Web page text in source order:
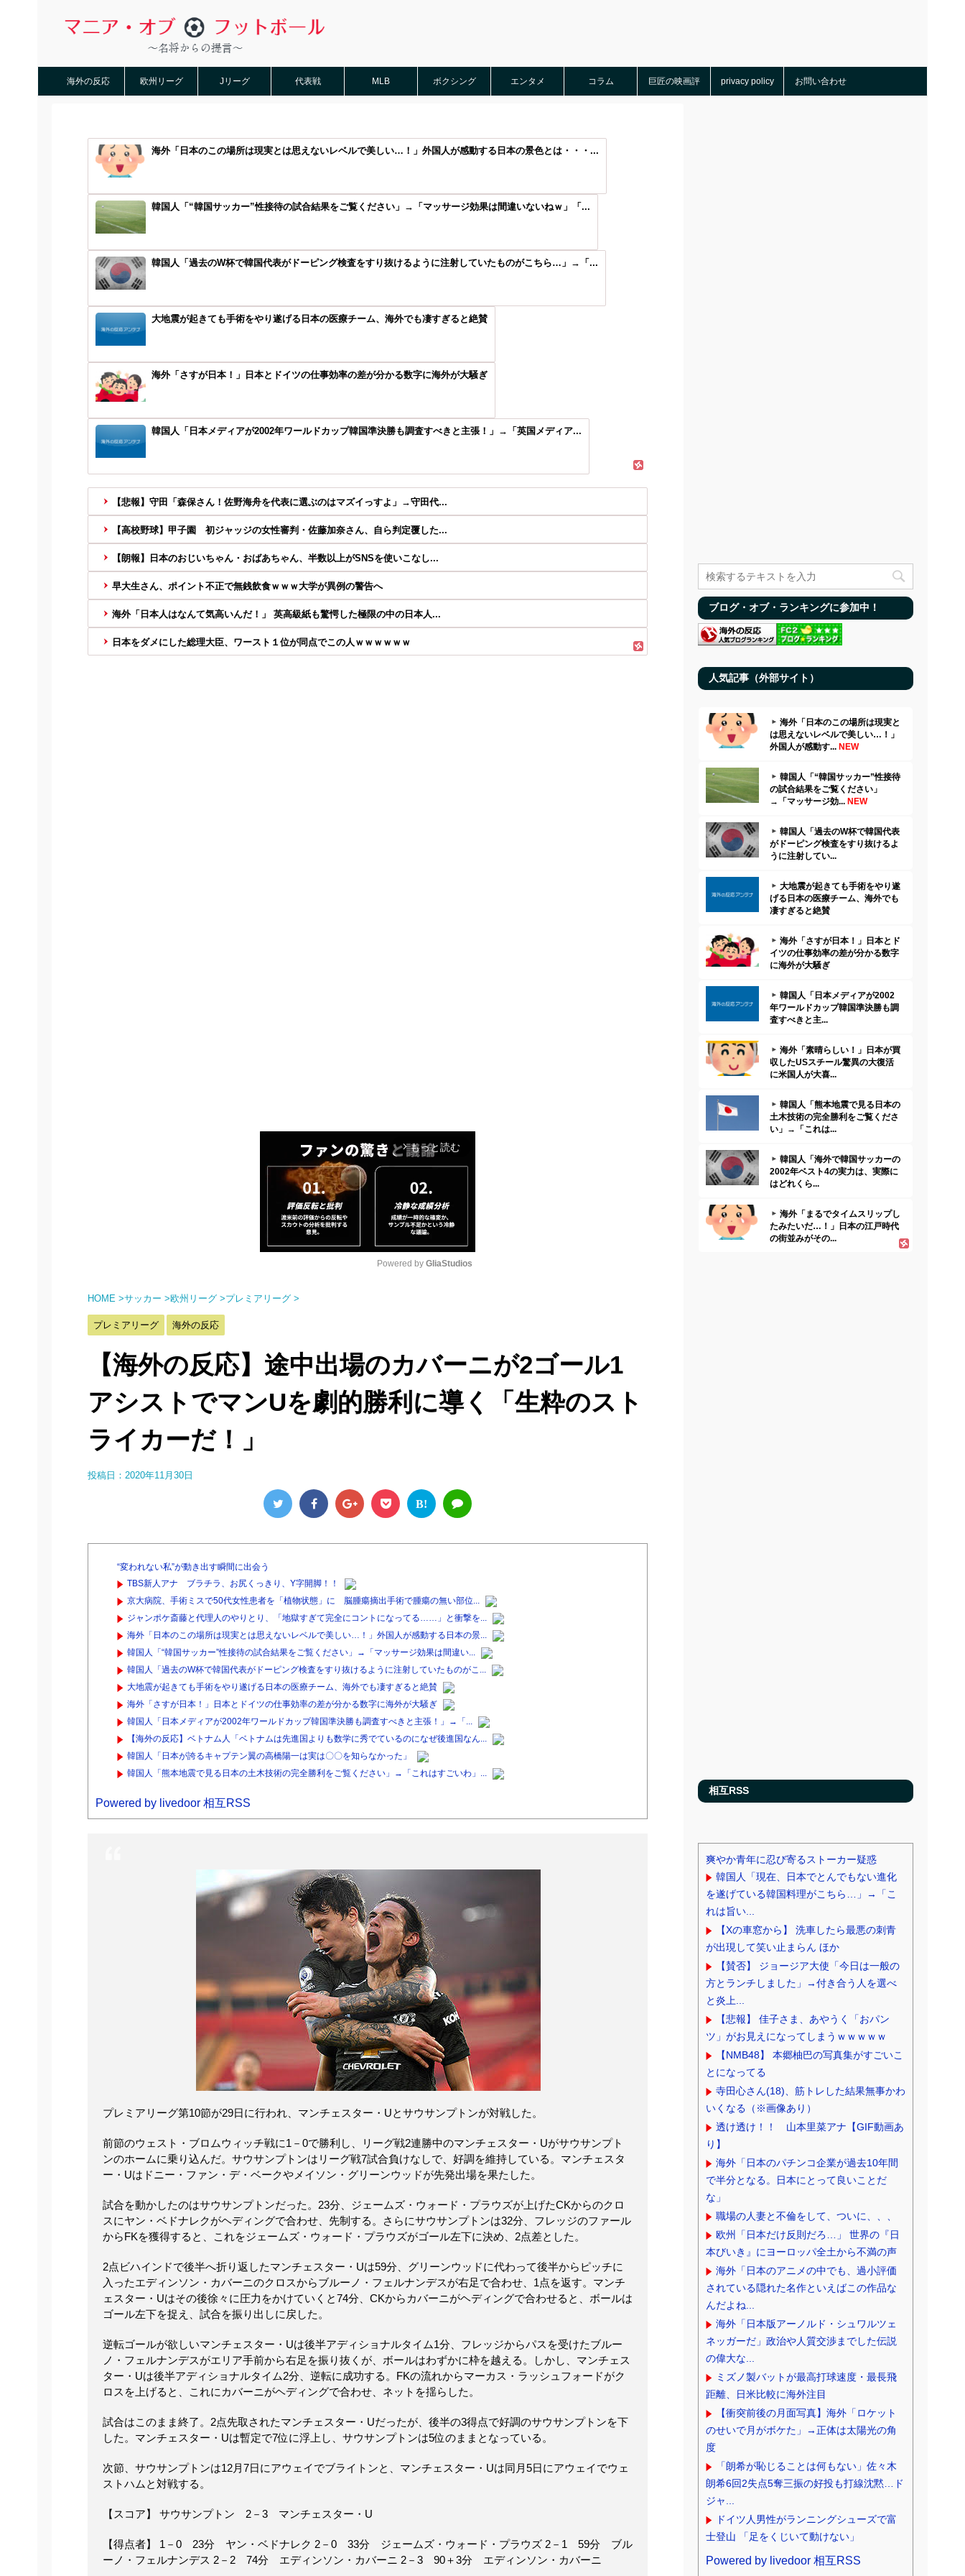
海外の反応 欧州リーグ Jリーグ 代表戦 MLB ボクシング エンタメ コラム 巨匠の映画評 privacy policy お問い合わせ
海外「日本のこの場所は現実とは思えないレベルで美しい…！」外国人が感動する日本の景色とは・・・...
韓国人「“韓国サッカー”性接待の試合結果をご覧ください」→「マッサージ効果は間違いないねｗ」「...
韓国人「過去のW杯で韓国代表がドーピング検査をすり抜けるように注射していたものがこちら…」→「...
大地震が起きても手術をやり遂げる日本の医療チーム、海外でも凄すぎると絶賛
海外「さすが日本！」日本とドイツの仕事効率の差が分かる数字に海外が大騒ぎ
韓国人「日本メディアが2002年ワールドカップ韓国準決勝も調査すべきと主張！」→「英国メディア...
【悲報】守田「森保さん！佐野海舟を代表に選ぶのはマズイっすよ」→守田代...
【高校野球】甲子園 初ジャッジの女性審判・佐藤加奈さん、自ら判定覆した...
【朗報】日本のおじいちゃん・おばあちゃん、半数以上がSNSを使いこなし...
早大生さん、ポイント不正で無銭飲食ｗｗｗ大学が異例の警告へ
海外「日本人はなんて気高いんだ！」 英高級紙も驚愕した極限の中の日本人...
日本をダメにした総理大臣、ワースト１位が同点でこの人ｗｗｗｗｗｗ
arrow_forward_ios もっと読む
e
Powered by GliaStudios
HOME >サッカー >欧州リーグ >プレミアリーグ >
プレミアリーグ 海外の反応
【海外の反応】途中出場のカバーニが2ゴール1
アシストでマンUを劇的勝利に導く「生粋のスト
ライカーだ！」
投稿日： 2020年11月30日
B!
“変われない私”が動き出す瞬間に出会う
TBS新人アナ ブラチラ、お尻くっきり、Y字開脚！！
京大病院、手術ミスで50代女性患者を「植物状態」に 脳腫瘍摘出手術で腫瘍の無い部位...
ジャンポケ斎藤と代理人のやりとり、「地獄すぎて完全にコントになってる……」と衝撃を...
海外「日本のこの場所は現実とは思えないレベルで美しい…！」外国人が感動する日本の景...
韓国人「“韓国サッカー”性接待の試合結果をご覧ください」→「マッサージ効果は間違い...
韓国人「過去のW杯で韓国代表がドーピング検査をすり抜けるように注射していたものがこ...
大地震が起きても手術をやり遂げる日本の医療チーム、海外でも凄すぎると絶賛
海外「さすが日本！」日本とドイツの仕事効率の差が分かる数字に海外が大騒ぎ
韓国人「日本メディアが2002年ワールドカップ韓国準決勝も調査すべきと主張！」→「...
【海外の反応】ベトナム人「ベトナムは先進国よりも数学に秀でているのになぜ後進国なん...
韓国人「日本が誇るキャプテン翼の高橋陽一は実は〇〇を知らなかった」
韓国人「熊本地震で見る日本の土木技術の完全勝利をご覧ください」→「これはすごいわ」...
Powered by livedoor 相互RSS
プレミアリーグ第10節が29日に行われ、マンチェスター・Uとサウサンプトンが対戦した。
前節のウェスト・ブロムウィッチ戦に1－0で勝利し、リーグ戦2連勝中のマンチェスター・Uがサウサンプト
ンのホームに乗り込んだ。サウサンプトンはリーグ戦7試合負けなしで、好調を維持している。マンチェスタ
ー・Uはドニー・ファン・デ・ベークやメイソン・グリーンウッドが先発出場を果たした。
試合を動かしたのはサウサンプトンだった。23分、ジェームズ・ウォード・プラウズが上げたCKからのクロ
スにヤン・ベドナレクがヘディングで合わせ、先制する。さらにサウサンプトンは32分、フレッジのファール
からFKを獲得すると、これをジェームズ・ウォード・プラウズがゴール左下に決め、2点差とした。
2点ビハインドで後半へ折り返したマンチェスター・Uは59分、グリーンウッドに代わって後半からピッチに
入ったエディンソン・カバーニのクロスからブルーノ・フェルナンデスが右足で合わせ、1点を返す。マンチ
ェスター・Uはその後徐々に圧力をかけていくと74分、CKからカバーニがヘディングで合わせると、ボールは
ゴール左下を捉え、試合を振り出しに戻した。
逆転ゴールが欲しいマンチェスター・Uは後半アディショナルタイム1分、フレッジからパスを受けたブルー
ノ・フェルナンデスがエリア手前から右足を振り抜くが、ボールはわずかに枠を越える。しかし、マンチェス
ター・Uは後半アディショナルタイム2分、逆転に成功する。FKの流れからマーカス・ラッシュフォードがク
ロスを上げると、これにカバーニがヘディングで合わせ、ネットを揺らした。
試合はこのまま終了。2点先取されたマンチェスター・Uだったが、後半の3得点で好調のサウサンプトンを下
した。マンチェスター・Uは暫定で7位に浮上し、サウサンプトンは5位のままとなっている。
次節、サウサンプトンは12月7日にアウェイでブライトンと、マンチェスター・Uは同月5日にアウェイでウェ
ストハムと対戦する。
【スコア】 サウサンプトン 2－3 マンチェスター・U
【得点者】 1－0 23分 ヤン・ベドナレク 2－0 33分 ジェームズ・ウォード・プラウズ 2－1 59分 ブル
ーノ・フェルナンデス 2－2 74分 エディンソン・カバーニ 2－3 90＋3分 エディンソン・カバーニ
ブログ・オブ・ランキングに参加中！
人気記事（外部サイト）
海外「日本のこの場所は現実と
は思えないレベルで美しい…！」
外国人が感動す... NEW
韓国人「“韓国サッカー”性接待
の試合結果をご覧ください」
→「マッサージ効... NEW
韓国人「過去のW杯で韓国代表
がドーピング検査をすり抜けるよ
うに注射してい...
大地震が起きても手術をやり遂
げる日本の医療チーム、海外でも
凄すぎると絶賛
海外「さすが日本！」日本とド
イツの仕事効率の差が分かる数字
に海外が大騒ぎ
韓国人「日本メディアが2002
年ワールドカップ韓国準決勝も調
査すべきと主...
海外「素晴らしい！」日本が買
収したUSスチール驚異の大復活
に米国人が大喜...
韓国人「熊本地震で見る日本の
土木技術の完全勝利をご覧くださ
い」→「これは...
韓国人「海外で韓国サッカーの
2002年ベスト4の実力は、実際に
はどれくら...
海外「まるでタイムスリップし
たみたいだ…！」日本の江戸時代
の街並みがその...
相互RSS
爽やか青年に忍び寄るストーカー疑惑
韓国人「現在、日本でとんでもない進化
を遂げている韓国料理がこちら…」→「こ
れは旨い...
【Xの車窓から】 洗車したら最悪の刺青
が出現して笑い止まらん ほか
【賛否】 ジョージア大使「今日は一般の
方とランチしました」→付き合う人を選べ
と炎上...
【悲報】 佳子さま、あやうく「おパン
ツ」がお見えになってしまうｗｗｗｗｗ
【NMB48】 本郷柚巴の写真集がすごいこ
とになってる
寺田心さん(18)、筋トレした結果無事かわ
いくなる（※画像あり）
透け透け！！ 山本里菜アナ【GIF動画あ
り】
海外「日本のパチンコ企業が過去10年間
で半分となる。日本にとって良いことだ
な」
職場の人妻と不倫をして、ついに、、、
欧州「日本だけ反則だろ…」 世界の『日
本びいき』にヨーロッパ全土から不満の声
海外「日本のアニメの中でも、過小評価
されている隠れた名作といえばこの作品な
んだよね...
海外「日本版アーノルド・シュワルツェ
ネッガーだ」政治や人質交渉までした伝説
の偉大な...
ミズノ製バットが最高打球速度・最長飛
距離、日米比較に海外注目
【衝突前後の月面写真】海外「ロケット
のせいで月がボケた」→正体は太陽光の角
度
「朗希が恥じることは何もない」佐々木
朗希6回2失点5奪三振の好投も打線沈黙…ド
ジャ...
ドイツ人男性がランニングシューズで富
士登山 「足をくじいて動けない」
Powered by livedoor 相互RSS